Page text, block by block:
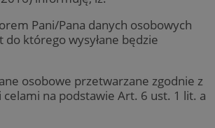
Pani/Pana danych osobowych
do którego wysyłane będzie
osobowe przetwarzane zgodnie z
celami na podstawie Art. 6 ust. 1 lit. a